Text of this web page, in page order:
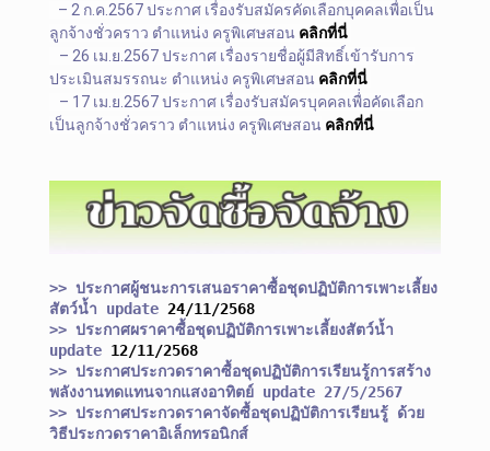
– 2 ก.ค.2567 ประกาศ เรื่องรับสมัครคัดเลือกบุคคลเพื่อเป็น
ลูกจ้างชั่วคราว ตำแหน่ง ครูพิเศษสอน คลิกที่นี่
– 26 เม.ย.2567 ประกาศ เรื่องรายชื่อผู้มีสิทธิ์เข้ารับการ
ประเมินสมรรถนะ ตำแหน่ง ครูพิเศษสอน คลิกที่นี่
– 17 เม.ย.2567 ประกาศ เรื่องรับสมัครบุคคลเพื่่อคัดเลือก
เป็นลูกจ้างชั่วคราว ตำแหน่ง ครูพิเศษสอน คลิกที่นี่
>> ประกาศผู้ชนะการเสนอราคาซื้อชุดปฏิบัติการเพาะเลี้ยง
สัตว์น้ำ update 24/11/2568
>> ประกาศผราคาซื้อชุดปฏิบัติการเพาะเลี้ยงสัตว์น้ำ
update 12/11/2568
>> ประกาศประกวดราคาซื้อชุดปฏิบัติการเรียนรู้การสร้าง
พลังงานทดแทนจากแสงอาทิตย์ update 27/5/2567 ​
>> ประกาศประกวดราคาจัดซื้อชุดปฏิบัติการเรียนรู้ ด้วย
วิธีประกวดราคาอิเล็กทรอนิกส์